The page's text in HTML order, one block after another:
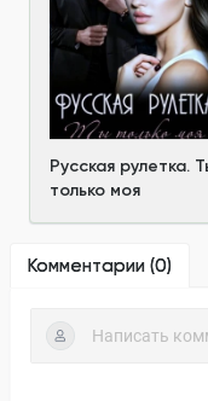
Русская рулетка.
только моя
Комментарии (0)